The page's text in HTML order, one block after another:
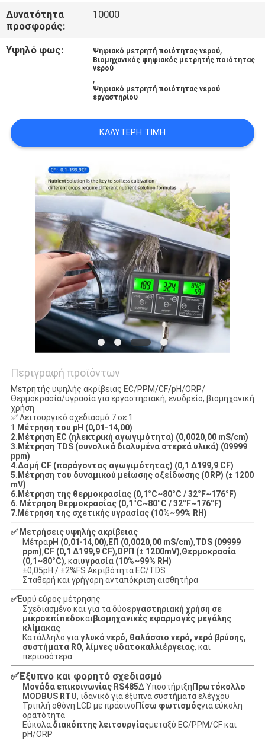
ΌΛΕΣ
ΟΙ
ΠΕΡΙΠΤΏΣΕΙΣ
PRIVACY
POLICY
Δυνατότητα
προσφοράς:
10000
Υψηλό φως: Ψηφιακό μετρητή ποιότητας νερού,
Βιομηχανικός ψηφιακός μετρητής ποιότητας
νερού
,
Ψηφιακό μετρητή ποιότητας νερού
εργαστηρίου
ΚΑΛΎΤΕΡΗ ΤΙΜΉ
Περιγραφή προϊόντων
Μετρητής υψηλής ακρίβειας EC/PPM/CF/pH/ORP/
Θερμοκρασία/υγρασία για εργαστηριακή, ενυδρείο, βιομηχανική
χρήση
✅ Λειτουργικό σχεδιασμό 7 σε 1:
1. Μέτρηση του pH (0,01-14,00)
2. Μέτρηση EC (ηλεκτρική αγωγιμότητα) (0,00­20,00 mS/cm)
3. Μέτρηση TDS (συνολικά διαλυμένα στερεά υλικά) (09999
ppm)
4.Δομή CF (παράγοντας αγωγιμότητας) (0,1 ∆199,9 CF)
5. Μέτρηση του δυναμικού μείωσης οξείδωσης (ORP) (± 1200
mV)
6. Μέτρηση της θερμοκρασίας (0,1°C~80°C / 32°F~176°F)
6. Μέτρηση θερμοκρασίας (0,1°C~80°C / 32°F~176°F)
7. Μέτρηση της σχετικής υγρασίας (10%~99% RH)
✅ Μετρήσεις υψηλής ακρίβειας
ΜέτραpH (0,01·14,00), ΕΠ (0,00­20,00 mS/cm),TDS (09999
ppm),CF (0,1 ∆199,9 CF),ΟΡΠ (± 1200mV),Θερμοκρασία
(0,1~80°C), καιυγρασία (10%~99% RH)
±0,05pH / ±2%FS Ακριβότητα EC/TDS
Σταθερή και γρήγορη ανταπόκριση αισθητήρα
✅Ευρύ εύρος μέτρησης
Σχεδιασμένο και για τα δύοεργαστηριακή χρήση σε
μικροεπίπεδοκαιβιομηχανικές εφαρμογές μεγάλης
κλίμακας
Κατάλληλο για:γλυκό νερό, θαλάσσιο νερό, νερό βρύσης,
συστήματα RO, λίμνες υδατοκαλλιέργειας, και
περισσότερα
✅Έξυπνο και φορητό σχεδιασμό
Μονάδα επικοινωνίας RS485∆ Υποστήριξη Πρωτόκολλο
MODBUS RTU, ιδανικό για έξυπνα συστήματα ελέγχου
Τριπλή οθόνη LCD με πράσινο Πίσω φωτισμόςγια εύκολη
ορατότητα
Εύκολα.διακόπτης λειτουργίαςμεταξύ EC/PPM/CF και
pH/ORP